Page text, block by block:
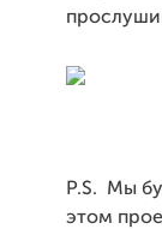
P.S. Мы
этом